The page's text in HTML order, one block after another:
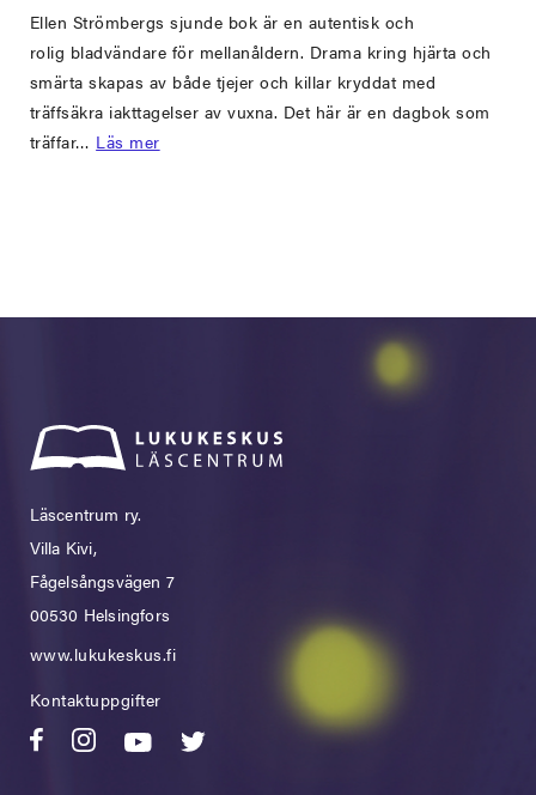
Ellen Strömbergs sjunde bok är en autentisk och
rolig bladvändare för mellanåldern. Drama kring hjärta och
smärta skapas av både tjejer och killar kryddat med
träffsäkra iakttagelser av vuxna. Det här är en dagbok som
träffar… Läs mer
Läscentrum ry.
Villa Kivi,
Fågelsångsvägen 7
00530 Helsingfors
www.lukukeskus.fi
Kontaktuppgifter